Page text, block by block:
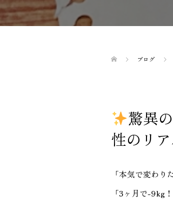
ブログ
驚異
性のリ
「本気で変わ
「3ヶ月で-9kg